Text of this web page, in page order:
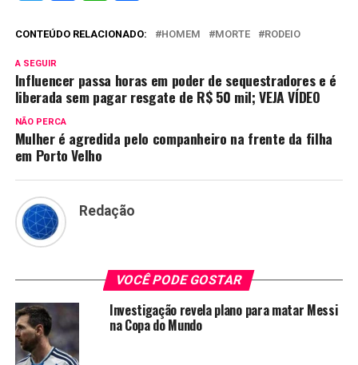
CONTEÚDO RELACIONADO: HOMEM MORTE RODEIO
A SEGUIR
Influencer passa horas em poder de sequestradores e é
liberada sem pagar resgate de R$ 50 mil; VEJA VÍDEO
NÃO PERCA
Mulher é agredida pelo companheiro na frente da filha
em Porto Velho
Redação
VOCÊ PODE GOSTAR
Investigação revela plano para matar Messi
na Copa do Mundo